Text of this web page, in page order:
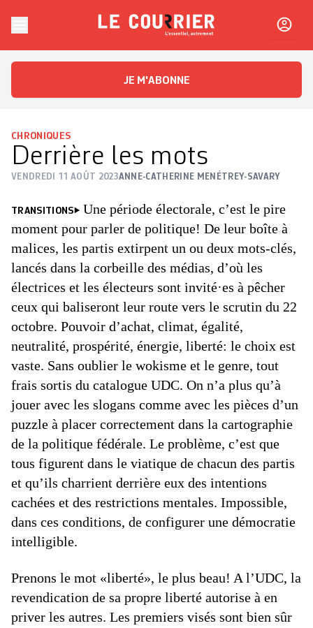
Le CourrierL'essentiel, autrement
JE M'ABONNE
CHRONIQUES
Derrière les mots
VENDREDI 11 AOÛT 2023ANNE-CATHERINE MENÉTREY-SAVARY
TRANSITIONS
Une période électorale, c’est le pire
moment pour parler de politique! De leur boîte à
malices, les partis extirpent un ou deux mots-clés,
lancés dans la corbeille des médias, d’où les
électrices et les électeurs sont invité·es à pêcher
ceux qui baliseront leur route vers le scrutin du 22
octobre. Pouvoir d’achat, climat, égalité,
neutralité, prospérité, énergie, liberté: le choix est
vaste. Sans oublier le wokisme et le genre, tout
frais sortis du catalogue UDC. On n’a plus qu’à
jouer avec les slogans comme avec les pièces d’un
puzzle à placer correctement dans la cartographie
de la politique fédérale. Le problème, c’est que
tous figurent dans le viatique de chacun des partis
et qu’ils charrient derrière eux des intentions
cachées et des restrictions mentales. Impossible,
dans ces conditions, de configurer une démocratie
intelligible.
Prenons le mot «liberté», le plus beau! A l’UDC, la
revendication de sa propre liberté autorise à en
priver les autres. Les premiers visés sont bien sûr